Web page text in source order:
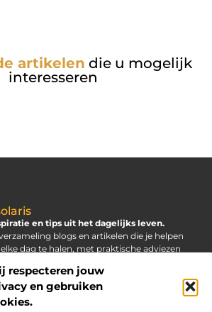
respecteren jouw
en gebruiken
artikelen die u mogelijk
interesseren
en tips uit het dagelijks leven.
blogs en artikelen die je helpen
dag te halen, met praktische adviezen